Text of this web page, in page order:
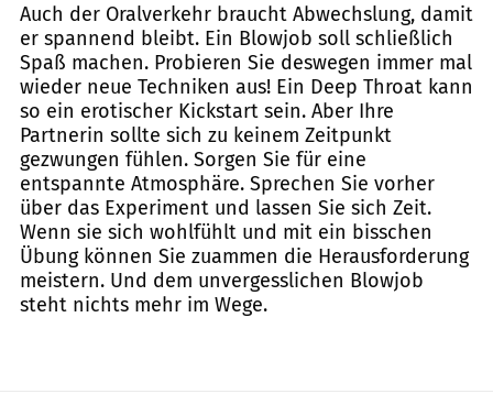
Auch der Oralverkehr braucht Abwechslung, damit
er spannend bleibt. Ein Blowjob soll schließlich
Spaß machen. Probieren Sie deswegen immer mal
wieder neue Techniken aus! Ein Deep Throat kann
so ein erotischer Kickstart sein. Aber Ihre
Partnerin sollte sich zu keinem Zeitpunkt
gezwungen fühlen. Sorgen Sie für eine
entspannte Atmosphäre. Sprechen Sie vorher
über das Experiment und lassen Sie sich Zeit.
Wenn sie sich wohlfühlt und mit ein bisschen
Übung können Sie zuammen die Herausforderung
meistern. Und dem unvergesslichen Blowjob
steht nichts mehr im Wege.